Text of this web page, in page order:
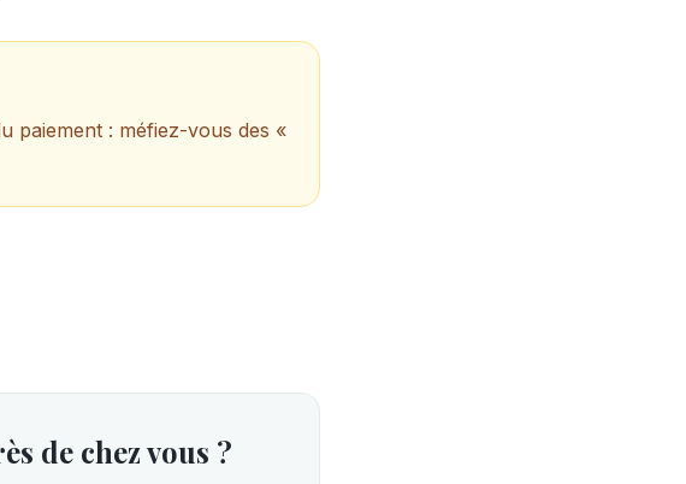
paiement : méfiez-vous des «
de chez vous ?